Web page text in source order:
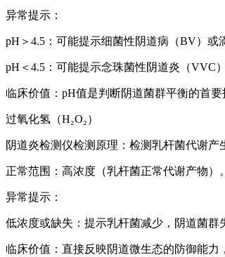
异常提示：
pH＞4.5：可能提示细菌性阴道病（BV）或
pH＜4.5：可能提示念珠菌性阴道炎（VVC）
临床价值：pH值是判断阴道菌群平衡的首
过氧化氢（H₂O₂）
阴道炎检测仪检测原理：检测乳杆菌代谢产
正常范围：高浓度（乳杆菌正常代谢产物）。
异常提示：
低浓度或缺失：提示乳杆菌减少，阴道菌群
临床价值：直接反映阴道微生态的防御能力